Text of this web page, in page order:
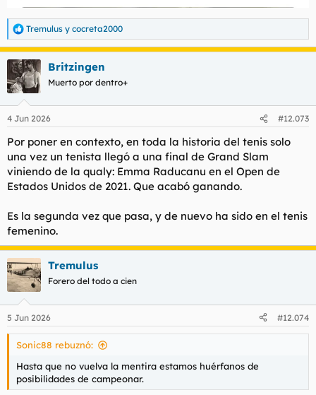
R
e
a
c
c
i
e
:
Tremulus y cocreta2000
Britzingen
Muerto por dentro+
4 Jun 2026 #12.073
Por poner en contexto, en toda la historia del tenis solo
una vez un tenista llegó a una final de Grand Slam
viniendo de la qualy: Emma Raducanu en el Open de
Estados Unidos de 2021. Que acabó ganando.
Es la segunda vez que pasa, y de nuevo ha sido en el tenis
femenino.
Tremulus
Forero del todo a cien
5 Jun 2026 #12.074
Sonic88 rebuznó:
Hasta que no vuelva la mentira estamos huérfanos de
posibilidades de campeonar.